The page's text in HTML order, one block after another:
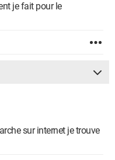
je fait pour le
sur internet je trouve